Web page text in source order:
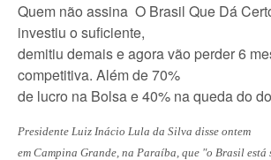
Quem não assina O Brasil Que Dá
investiu o suficiente,
demitiu demais e agora vão perder 6
competitiva. Além de 70%
de lucro na Bolsa e 40% na queda do
Presidente Luiz Inácio Lula da Silva disse ontem
em Campina Grande, na Paraíba, que "o Brasil está